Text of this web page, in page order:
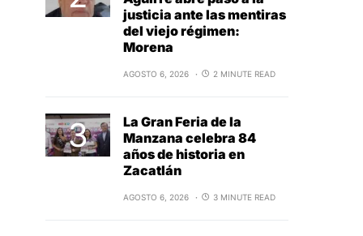
justicia ante las mentiras
del viejo régimen:
Morena
AGOSTO 6, 2026 2 MINUTE READ
La Gran Feria de la
Manzana celebra 84
años de historia en
Zacatlán
AGOSTO 6, 2026 3 MINUTE READ